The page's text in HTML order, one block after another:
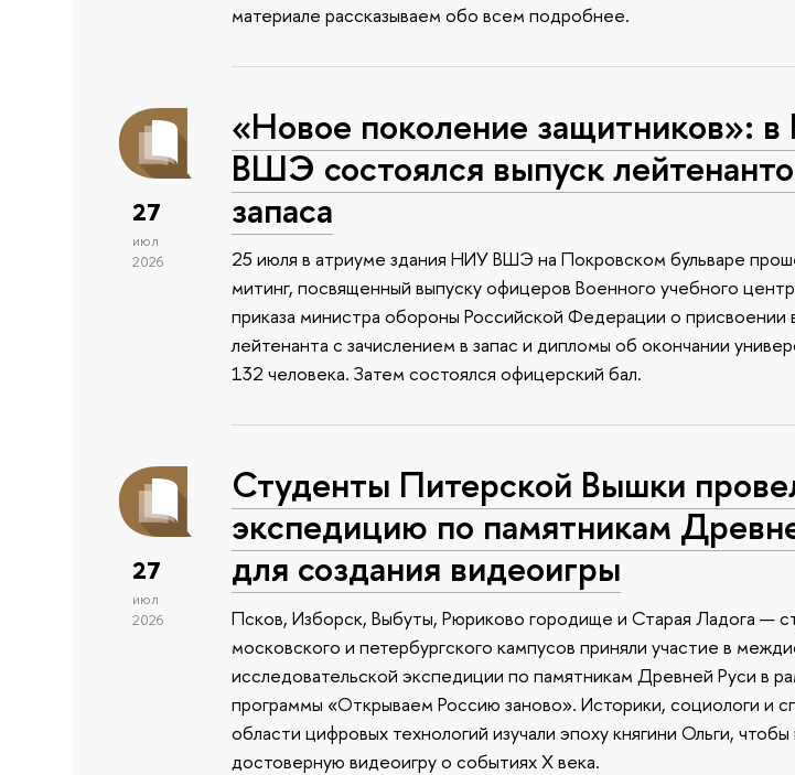
материале рассказываем обо всем подробнее.
27
июл
2026
«Новое поколение защитников»:
ВШЭ состоялся выпуск
запаса
25 июля в атриуме здания НИУ ВШЭ на Покровском бульваре
митинг, посвященный выпуску офицеров Военного учебного
приказа министра обороны Российской Федерации о присвоении
лейтенанта с зачислением в запас и дипломы об окончании
132 человека. Затем состоялся офицерский бал.
27
июл
2026
Студенты Питерской Вышки
экспедицию по памятникам
для создания видеоигры
Псков, Изборск, Выбуты, Рюриково городище и Старая Ладога —
московского и петербургского кампусов приняли участие в
исследовательской экспедиции по памятникам Древней Руси в
программы «Открываем Россию заново». Историки, социологи и
области цифровых технологий изучали эпоху княгини Ольги,
достоверную видеоигру о событиях X века.